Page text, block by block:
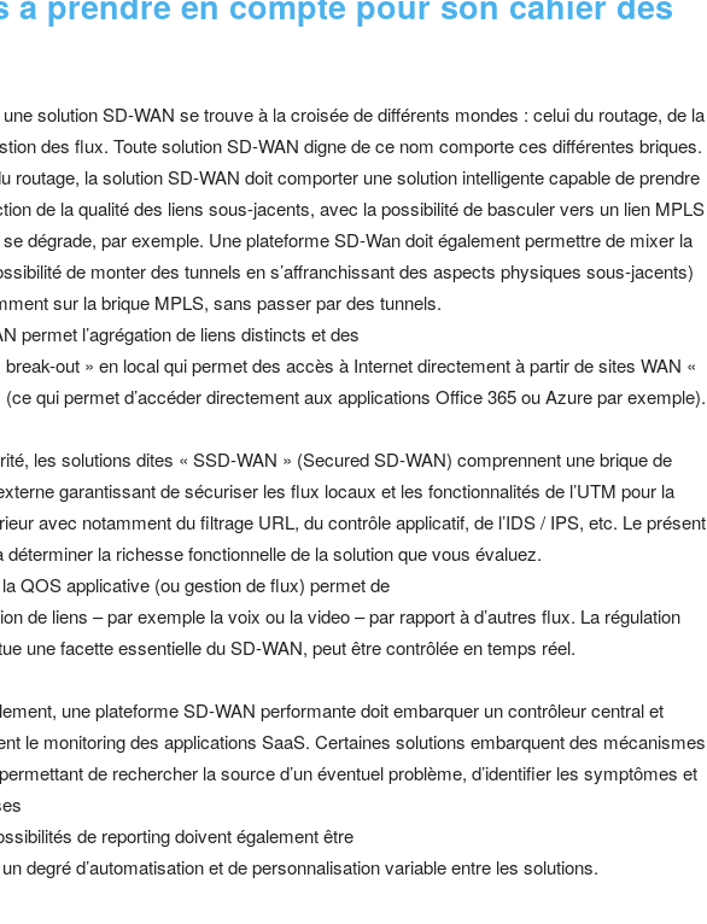
solution SD-WAN se trouve à la croisée de différents mondes : celui du routage, de la
des flux. Toute solution SD-WAN digne de ce nom comporte ces différentes briques.
routage, la solution SD-WAN doit comporter une solution intelligente capable de prendre
de la qualité des liens sous-jacents, avec la possibilité de basculer vers un lien MPLS
dégrade, par exemple. Une plateforme SD-Wan doit également permettre de mixer la
de monter des tunnels en s’affranchissant des aspects physiques sous-jacents)
sur la brique MPLS, sans passer par des tunnels.
permet l’agrégation de liens distincts et des
out » en local qui permet des accès à Internet directement à partir de sites WAN «
qui permet d’accéder directement aux applications Office 365 ou Azure par exemple).
les solutions dites « SSD-WAN » (Secured SD-WAN) comprennent une brique de
garantissant de sécuriser les flux locaux et les fonctionnalités de l’UTM pour la
avec notamment du filtrage URL, du contrôle applicatif, de l’IDS / IPS, etc. Le présent
déterminer la richesse fonctionnelle de la solution que vous évaluez.
QOS applicative (ou gestion de flux) permet de
de liens – par exemple la voix ou la video – par rapport à d’autres flux. La régulation
une facette essentielle du SD-WAN, peut être contrôlée en temps réel.
une plateforme SD-WAN performante doit embarquer un contrôleur central et
le monitoring des applications SaaS. Certaines solutions embarquent des mécanismes
de rechercher la source d’un éventuel problème, d’identifier les symptômes et
de reporting doivent également être
degré d’automatisation et de personnalisation variable entre les solutions.